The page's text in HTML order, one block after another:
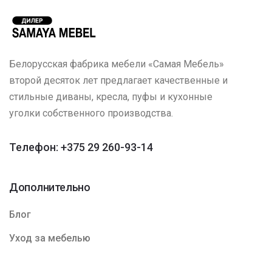
Белорусская фабрика мебели «Самая Мебель»
второй десяток лет предлагает качественные и
стильные диваны, кресла, пуфы и кухонные
уголки собственного производства.
Телефон: +375 29 260-93-14
Дополнительно
Блог
Уход за мебелью